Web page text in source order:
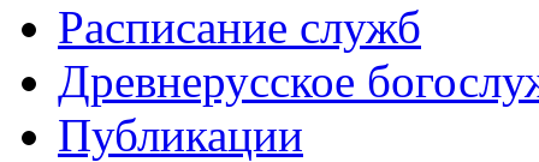
Расписание служб
Древнерусское
Публикации